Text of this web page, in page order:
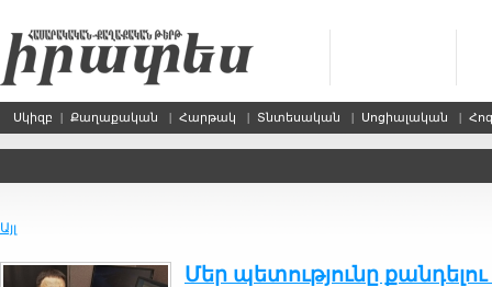
Սկիզբ | Քաղաքական | Հարթակ | Տնտեսական | Սոցիալական |
Այլ
Մեր պետությունը